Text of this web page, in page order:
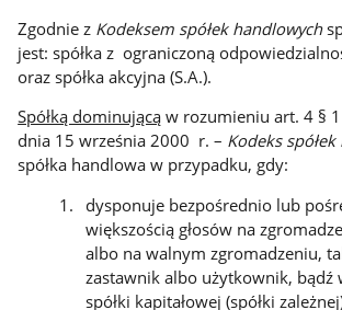
Zgodnie z Kodeksem spółek handlowych
jest: spółka z ograniczoną
oraz spółka akcyjna (S.A.).
Spółką dominującą w rozumieniu art. 4 §
dnia 15 września 2000 r. – Kodeks
spółka handlowa w przypadku, gdy:
dysponuje bezpośrednio lub
większością głosów na
albo na walnym zgromadzeniu,
zastawnik albo użytkownik, bądź
spółki kapitałowej (spółki